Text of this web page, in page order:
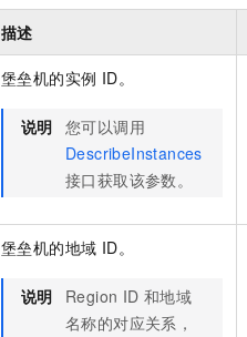
描述
堡垒机的实例 ID。
说明 您可以调用
DescribeInstances
接口获取该参数。
堡垒机的地域 ID。
说明
Region ID 和地域
名称的对应关系，